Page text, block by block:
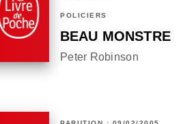
POLICIERS
BEAU MONSTRE
Peter Robinson